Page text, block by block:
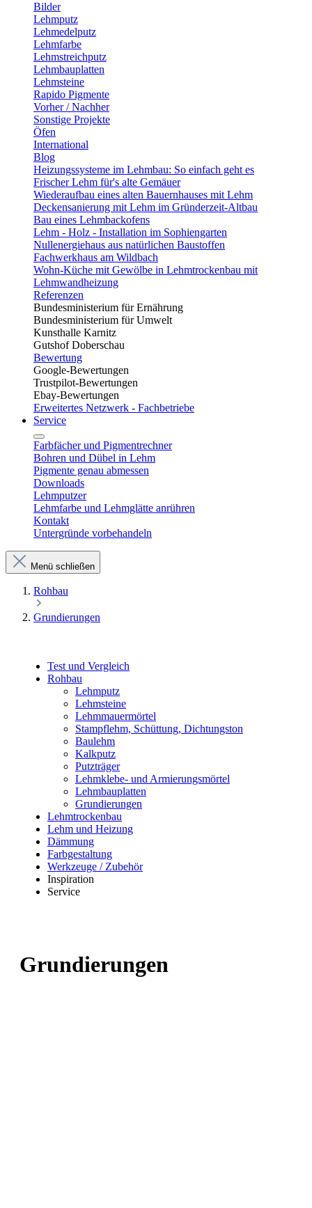
Bilder
Lehmputz
Lehmedelputz
Lehmfarbe
Lehmstreichputz
Lehmbauplatten
Lehmsteine
Rapido Pigmente
Vorher / Nachher
Sonstige Projekte
Öfen
International
Blog
Heizungssysteme im Lehmbau: So einfach geht es
Frischer Lehm für's alte Gemäuer
Wiederaufbau eines alten Bauernhauses mit Lehm
Deckensanierung mit Lehm im Gründerzeit-Altbau
Bau eines Lehmbackofens
Lehm - Holz - Installation im Sophiengarten
Nullenergiehaus aus natürlichen Baustoffen
Fachwerkhaus am Wildbach
Wohn-Küche mit Gewölbe in Lehmtrockenbau mit
Lehmwandheizung
Referenzen
Bundesministerium für Ernährung
Bundesministerium für Umwelt
Kunsthalle Karnitz
Gutshof Doberschau
Bewertung
Google-Bewertungen
Trustpilot-Bewertungen
Ebay-Bewertungen
Erweitertes Netzwerk - Fachbetriebe
Service
Farbfächer und Pigmentrechner
Bohren und Dübel in Lehm​
Pigmente genau abmessen
Downloads
Lehmputzer
Lehmfarbe und Lehmglätte anrühren
Kontakt
Untergründe vorbehandeln
Menü schließen
Rohbau
Grundierungen
Test und Vergleich
Rohbau
Lehmputz
Lehmsteine
Lehmmauermörtel
Stampflehm, Schüttung, Dichtungston
Baulehm
Kalkputz
Putzträger
Lehmklebe- und Armierungsmörtel
Lehmbauplatten
Grundierungen
Lehmtrockenbau
Lehm und Heizung
Dämmung
Farbgestaltung
Werkzeuge / Zubehör
Inspiration
Service
Grundierungen